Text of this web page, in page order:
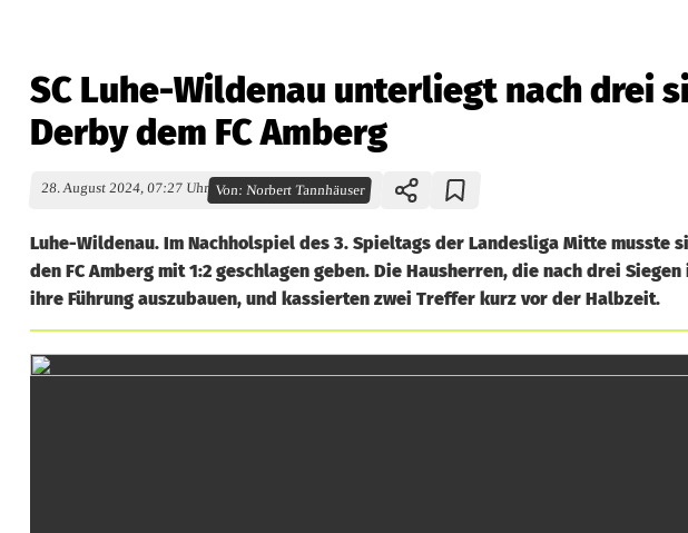
SC Luhe-Wildenau unterliegt nach drei
Derby dem FC Amberg
28. August 2024, 07:27 Uhr Von:Norbert Tannhäuser
Luhe-Wildenau. Im Nachholspiel des 3. Spieltags der Landesliga Mitte musste
den FC Amberg mit 1:2 geschlagen geben. Die Hausherren, die nach drei
ihre Führung auszubauen, und kassierten zwei Treffer kurz vor der Halbzeit.
S